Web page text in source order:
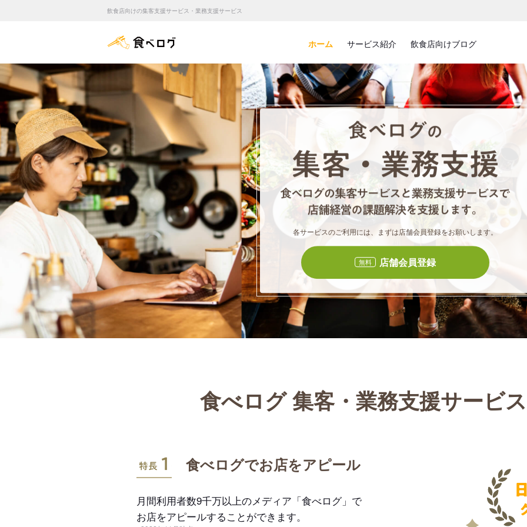
飲食店向けの集客支援サービス・業務支援サービス
ホーム サービス紹介 飲食店向けブログ
食べロ
各サービスのご利用には、まずは店舗会員登録をお願いします。
無料 店舗会員登録
食べログ 集客・業務支援サービ
特長1
食べログでお店をアピール
月間利用者数9千万以上のメディア「食べログ」で
お店をアピールすることができます。